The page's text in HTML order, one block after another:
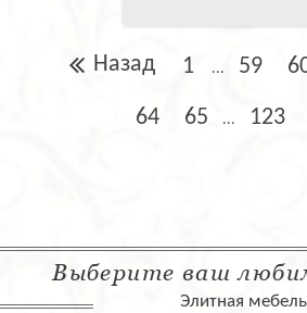
Назад 1 ... 59
64 65 ... 123
Выберите ваш
Элитная мебель